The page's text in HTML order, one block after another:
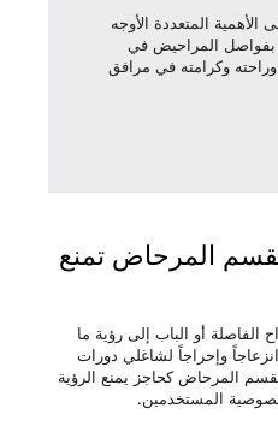
المتعددة الأوجه
المراحيض في
وكرامته في مرافق
المرحاض تمنع
الفاصلة أو الباب إلى رؤية ما
وإحراجاً لشاغلي دورات
المرحاض كحاجز يمنع الرؤية
المستخدمين.